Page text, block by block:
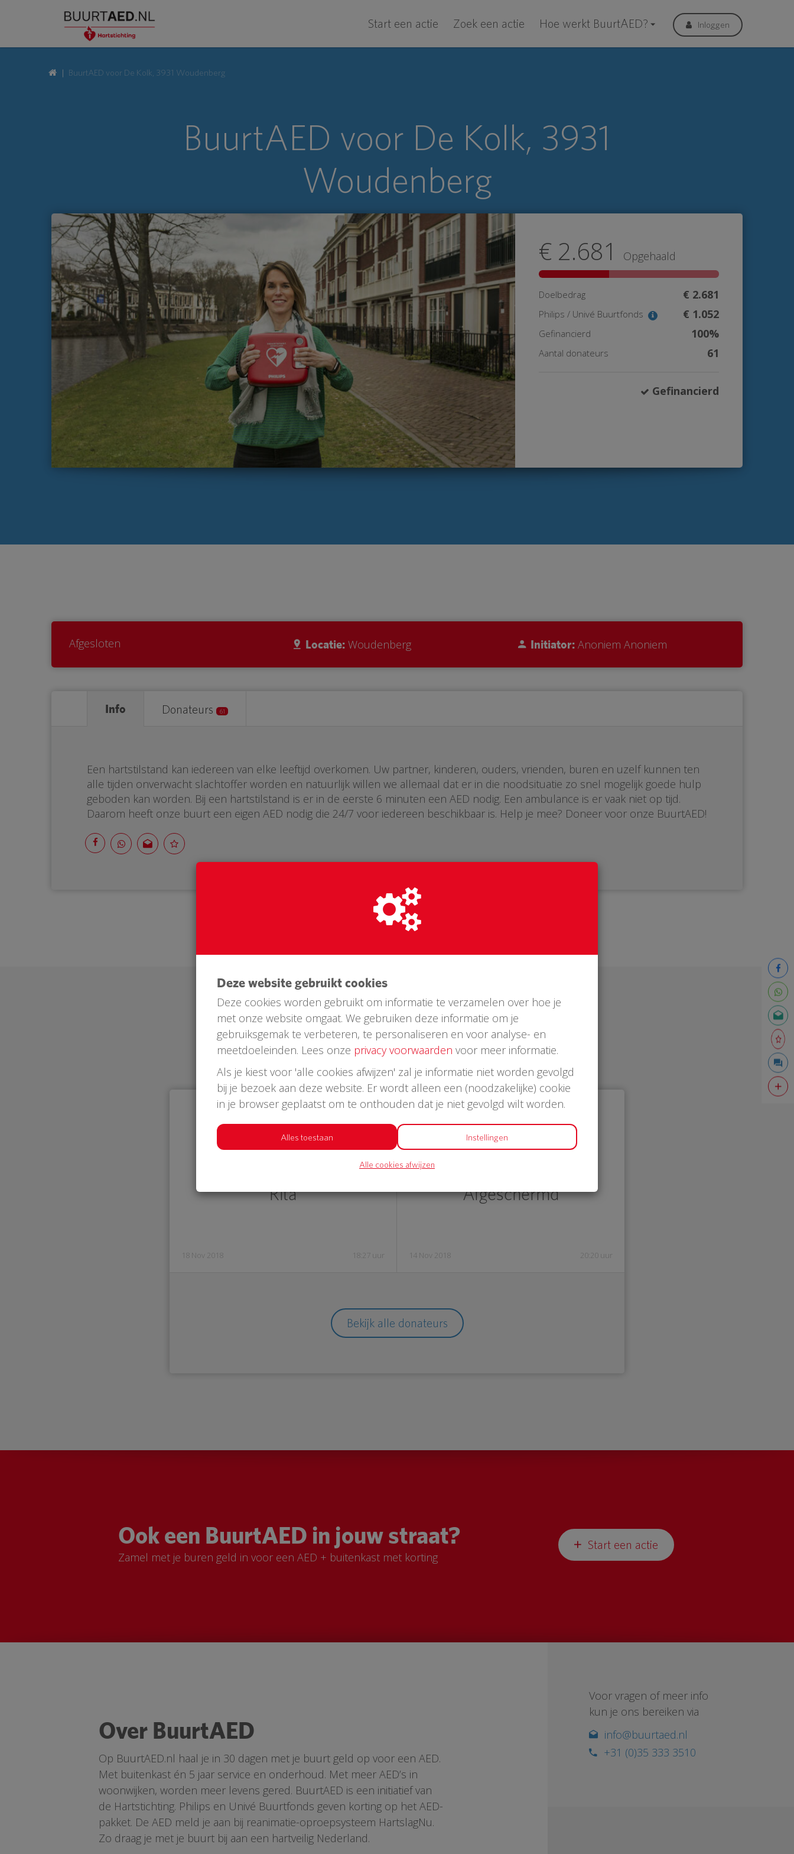
Start een actie Zoek een actie Hoe werkt BuurtAED? Inloggen
BuurtAED voor De Kolk, 3931 Woudenberg
BuurtAED voor De Kolk, 3931
Woudenberg
€ 2.681 Opgehaald
Doelbedrag € 2.681
Philips / Univé Buurtfonds € 1.052
Gefinancierd 100%
Aantal donateurs 61
Gefinancierd
Afgesloten Locatie: Woudenberg Initiator: Anoniem Anoniem
Info Donateurs 61
Een hartstilstand kan iedereen van elke leeftijd overkomen. Uw partner, kinderen, ouders, vrienden, buren en uzelf kunnen ten
alle tijden onverwacht slachtoffer worden en natuurlijk willen we allemaal dat er in die noodsituatie zo snel mogelijk goede hulp
geboden kan worden. Bij een hartstilstand is er in de eerste 6 minuten een AED nodig. Een ambulance is er vaak niet op tijd.
Daarom heeft onze buurt een eigen AED nodig die 24/7 voor iedereen beschikbaar is. Help je mee? Doneer voor onze BuurtAED!
Laatste donaties
€ 19
Rita
18 Nov 2018 18:27 uur
€ 10
Afgeschermd
14 Nov 2018 20:20 uur
Bekijk alle donateurs
Ook een BuurtAED in jouw straat?
Zamel met je buren geld in voor een AED + buitenkast met korting
Start een actie
Over BuurtAED
Op BuurtAED.nl haal je in 30 dagen met je buurt geld op voor een AED.
Met buitenkast én 5 jaar service en onderhoud. Met meer AED’s in
woonwijken, worden meer levens gered. BuurtAED is een initiatief van
de Hartstichting. Philips en Univé Buurtfonds geven korting op het AED-
pakket. De AED meld je aan bij reanimatie-oproepsysteem HartslagNu.
Zo draag je met je buurt bij aan een hartveilig Nederland.
Voor vragen of meer info
kun je ons bereiken via
info@buurtaed.nl
+31 (0)35 333 3510
Deze website gebruikt cookies
Deze cookies worden gebruikt om informatie te verzamelen over hoe je
met onze website omgaat. We gebruiken deze informatie om je
gebruiksgemak te verbeteren, te personaliseren en voor analyse- en
meetdoeleinden. Lees onze privacy voorwaarden voor meer informatie.
Als je kiest voor 'alle cookies afwijzen' zal je informatie niet worden gevolgd
bij je bezoek aan deze website. Er wordt alleen een (noodzakelijke) cookie
in je browser geplaatst om te onthouden dat je niet gevolgd wilt worden.
Alles toestaan Instellingen
Alle cookies afwijzen